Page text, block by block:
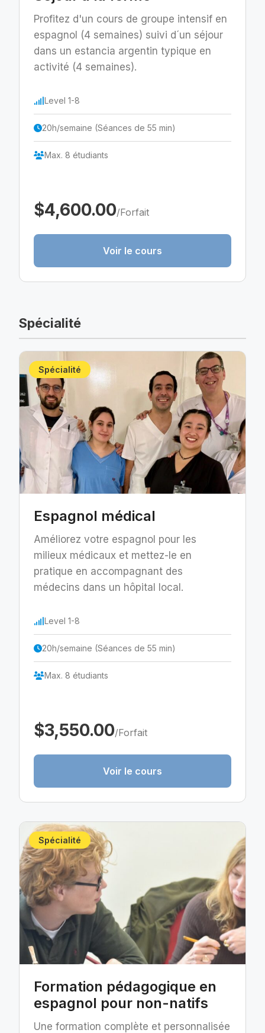
Profitez d'un cours de groupe intensif en
espagnol (4 semaines) suivi d´un séjour
dans un estancia argentin typique en
activité (4 semaines).
Level 1-8
20h/semaine (Séances de 55 min)
Max. 8 étudiants
$4,600.00/Forfait
Voir le cours
Spécialité
Spécialité
Espagnol médical
Améliorez votre espagnol pour les
milieux médicaux et mettez-le en
pratique en accompagnant des
médecins dans un hôpital local.
Level 1-8
20h/semaine (Séances de 55 min)
Max. 8 étudiants
$3,550.00/Forfait
Voir le cours
Spécialité
Formation pédagogique en
espagnol pour non-natifs
Une formation complète et personnalisée